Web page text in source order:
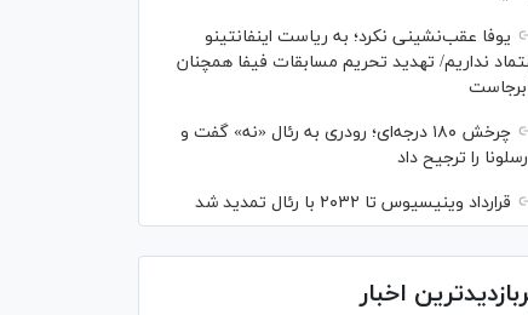
یوفا عقب‌نشینی نکرد؛ به ریاست اینفانتینو
نداریم/ تهدید تحریم مسابقات فیفا همچنان
چرخش ۱۸۰ درجه‌ای؛ رودری به رئال «نه» گفت و
را ترجیح داد
قرارداد وینیسیوس تا ۲۰۳۲ با رئال‌ تمدید شد
اخبار